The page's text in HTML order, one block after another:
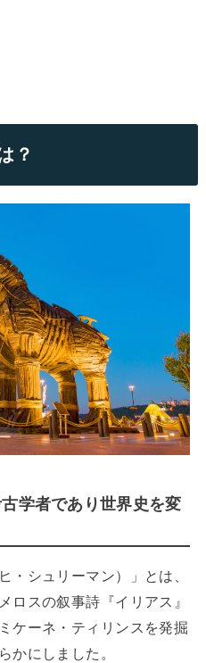
？
学者であり世界史を変
・シュリーマン）」とは、
ロスの叙事詩『イリアス』
ケーネ・ティリンスを発掘
かにしました。